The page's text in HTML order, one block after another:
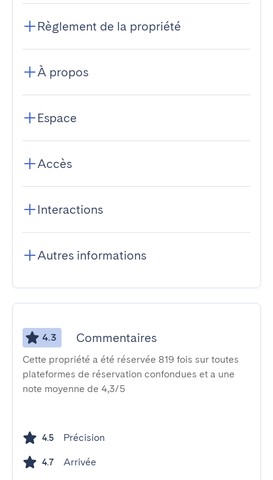
Règlement de la propriété
À propos
Espace
Accès
Interactions
Autres informations
4.3 Commentaires
Cette propriété a été réservée 819 fois sur toutes
plateformes de réservation confondues et a une
note moyenne de 4,3/5
4.5 Précision
4.7 Arrivée